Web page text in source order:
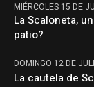
MIÉRCOLES 15 DE
La Scaloneta,
patio?
DOMINGO 12 DE
La cautela de